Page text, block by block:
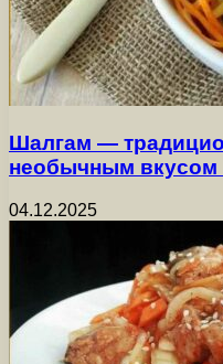
Шалгам —
необычным
04.12.2025